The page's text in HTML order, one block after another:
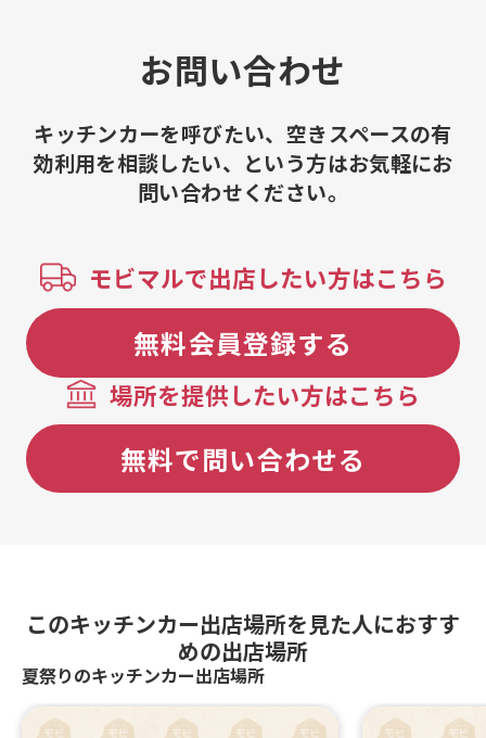
お問い合わせ
キッチンカーを呼びたい、空きスペースの有
効利用を相談したい、という方はお気軽にお
問い合わせください。
モビマルで出店したい方はこちら
無料会員登録する
場所を提供したい方はこちら
無料で問い合わせる
このキッチンカー出店場所を見た人におすす
めの出店場所
夏祭りのキッチンカー出店場所